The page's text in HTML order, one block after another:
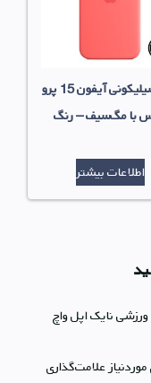
قاب سیلیکونی آیفون 15 پرو
با مگ‌سیف – رنگ
اطلاعات بیشتر
نایک اپل واچ
علامت‌گذاری